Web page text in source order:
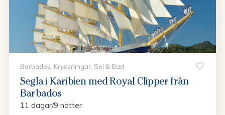
Barbados, Kryssningar, Sol & Bad
Segla i Karibien med Royal Clipper från
Barbados
11 dagar/9 nätter